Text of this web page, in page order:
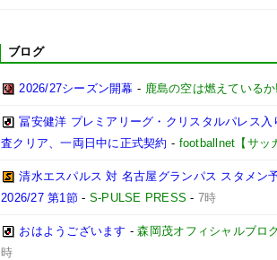
ブログ
2026/27シーズン開幕 - 鹿島の空は燃えている
冨安健洋 プレミアリーグ・クリスタルパレス
査クリア、一両日中に正式契約 - footballnet【サッ
清水エスパルス 対 名古屋グランパス スタメン
2026/27 第1節 - S-PULSE PRESS -7時
おはようございます -森岡茂オフィシャルブロ
時